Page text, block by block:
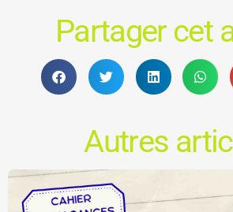
Partager cet
Autres